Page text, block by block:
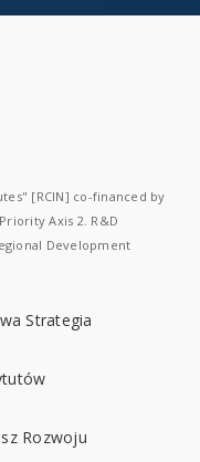
[RCIN] co-financed by
Axis 2. R&D
Development